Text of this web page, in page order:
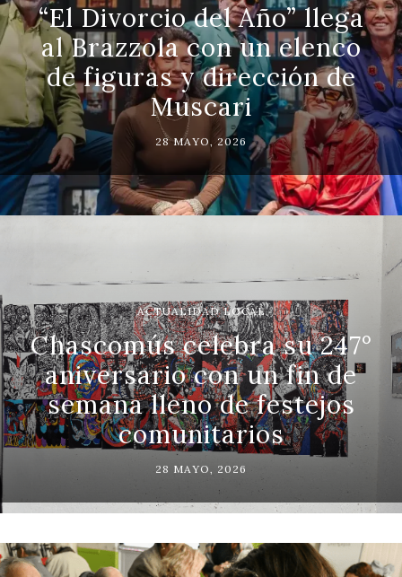
“El Divorcio del Año” llega
al Brazzola con un elenco
de figuras y dirección de
Muscari
28 MAYO, 2026
ACTUALIDAD LOCAL
Chascomús celebra su 247°
aniversario con un fin de
semana lleno de festejos
comunitarios
28 MAYO, 2026